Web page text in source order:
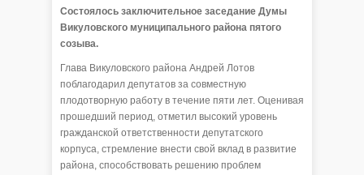
Состоялось заключительное заседание Думы
Викуловского муниципального района пятого
созыва.
Глава Викуловского района Андрей Лотов
поблагодарил депутатов за совместную
плодотворную работу в течение пяти лет. Оценивая
прошедший период, отметил высокий уровень
гражданской ответственности депутатского
корпуса, стремление внести свой вклад в развитие
района, способствовать решению проблем